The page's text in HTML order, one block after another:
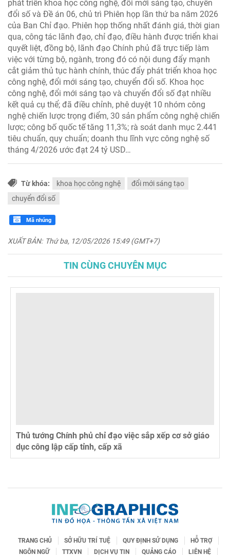
phát triển khoa học công nghệ, đổi mới sáng tạo, chuyển
đổi số và Đề án 06, chủ trì Phiên họp lần thứ ba năm 2026
của Ban Chỉ đạo. Phiên họp thống nhất đánh giá, thời gian
qua, công tác lãnh đạo, chỉ đạo, điều hành được triển khai
quyết liệt, đồng bộ, lãnh đạo Chính phủ đã trực tiếp làm
việc với từng bộ, ngành, trong đó có nội dung đẩy mạnh
cắt giảm thủ tục hành chính, thúc đẩy phát triển khoa học
công nghệ, đổi mới sáng tạo, chuyển đổi số. Khoa học
công nghệ, đổi mới sáng tạo và chuyển đổi số đạt nhiều
kết quả cụ thể; đã điều chỉnh, phê duyệt 10 nhóm công
nghệ chiến lược trọng điểm, 30 sản phẩm công nghệ chiến
lược; công bố quốc tế tăng 11,3%; rà soát danh mục 2.441
tiêu chuẩn, quy chuẩn; doanh thu lĩnh vực công nghệ số
tháng 4/2026 ước đạt 24 tỷ USD…
Từ khóa: khoa học công nghệ
đổi mới sáng tạo
chuyển đổi số
Mã nhúng
XUẤT BẢN: Thứ ba, 12/05/2026 15:49 (GMT+7)
TIN CÙNG CHUYÊN MỤC
Thủ tướng Chính phủ chỉ đạo việc sắp xếp cơ sở giáo
dục công lập cấp tỉnh, cấp xã
TRANG CHỦ SỞ HỮU TRÍ TUỆ QUY ĐỊNH SỬ DỤNG
HỖ TRỢ
NGÔN NGỮ
TTXVN DỊCH VỤ TIN QUẢNG CÁO LIÊN HỆ